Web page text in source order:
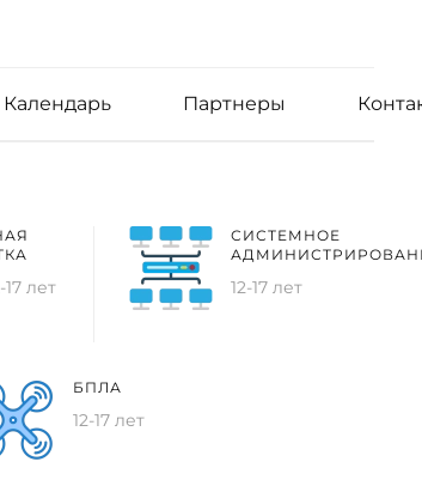
Календарь Партнеры
17 лет
СИСТЕМНОЕ
12-17 лет
БПЛА
12-17 лет